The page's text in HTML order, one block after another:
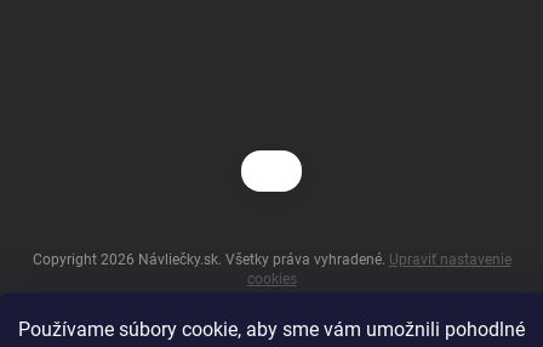
Používame súbory cookie, aby sme vám umožnili pohodlné
Copyright 2026 Návliečky.sk. Všetky práva vyhradené. Upraviť nastavenie
cookies